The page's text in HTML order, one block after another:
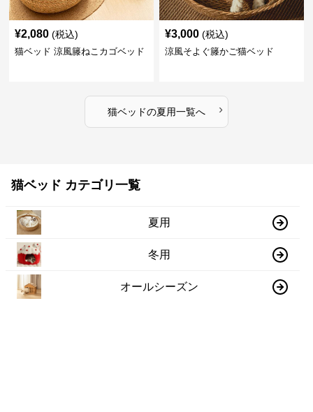
¥2,080 (税込)
猫ベッド 涼風籐ねこカゴベッド
¥3,000 (税込)
涼風そよぐ籐かご猫ベッド
猫ベッドの夏用一覧へ ›
猫ベッド カテゴリ一覧
夏用
冬用
オールシーズン